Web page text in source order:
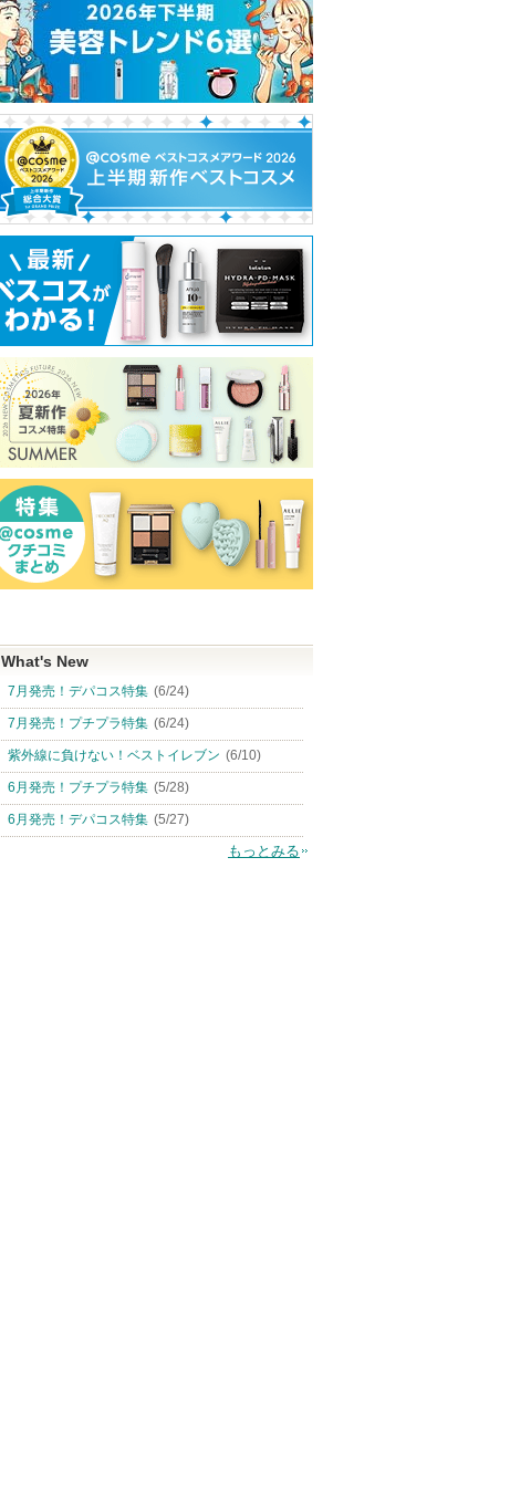
What's New
7月発売！デパコス特集 (6/24)
7月発売！プチプラ特集 (6/24)
紫外線に負けない！ベストイレブン (6/10)
6月発売！プチプラ特集 (5/28)
6月発売！デパコス特集 (5/27)
もっとみる